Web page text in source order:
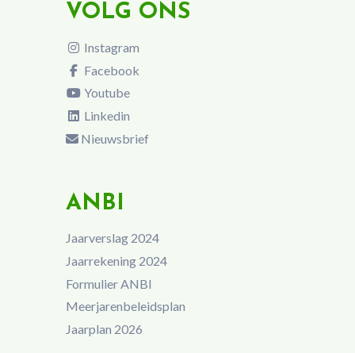
VOLG ONS
Instagram
Facebook
Youtube
Linkedin
Nieuwsbrief
ANBI
Jaarverslag 2024
Jaarrekening 2024
Formulier ANBI
Meerjarenbeleidsplan
Jaarplan 2026